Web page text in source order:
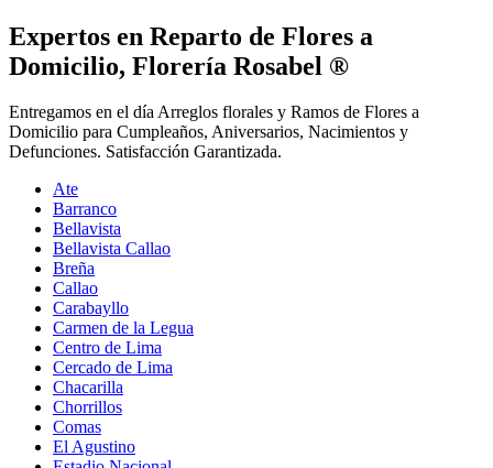
Expertos en Reparto de Flores a
Domicilio, Florería Rosabel ®
Entregamos en el día Arreglos florales y Ramos de Flores a
Domicilio para Cumpleaños, Aniversarios, Nacimientos y
Defunciones. Satisfacción Garantizada.
Ate
Barranco
Bellavista
Bellavista Callao
Breña
Callao
Carabayllo
Carmen de la Legua
Centro de Lima
Cercado de Lima
Chacarilla
Chorrillos
Comas
El Agustino